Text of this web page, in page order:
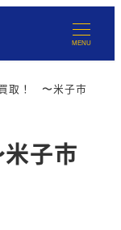
MENU
取！ 〜米子市
子市